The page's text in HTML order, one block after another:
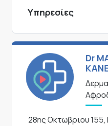
Υπηρεσίες
Dr
28ης Οκτωβριου 155,